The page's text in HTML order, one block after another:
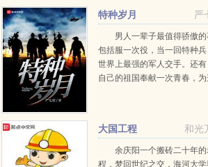
严
特种岁月
男人一辈子最值得骄傲的
包括服一次役，当一回特种兵
世界上最强的军人交手。还有
自己的祖国奉献一次青春，
的共和国军人！读者群号...
和光
大国工程
余庆阳一个搬砖二十年
程，梦回世纪之交，海河大